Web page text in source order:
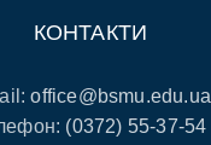
КОНТАКТИ
office@bsmu.edu.ua
(0372) 55-37-54